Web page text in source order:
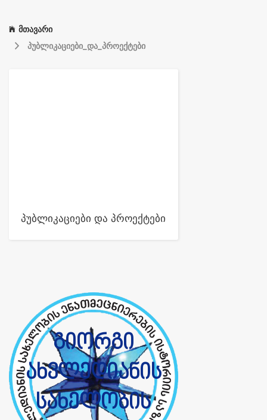
მთავარი
პუბლიკაციები_და_პროექტები
პუბლიკაციები და პროექტები
გიორგი
ახვლედიანის
სახელობის